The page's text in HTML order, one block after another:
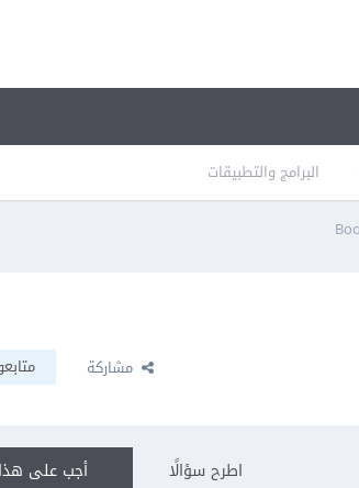
البرامج والتطبيقات
مشاركة
أجب على اطرح سؤالًا